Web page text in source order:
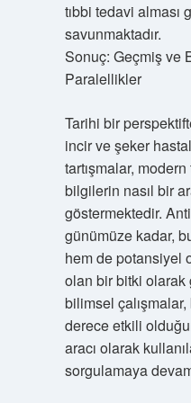
tıbbi tedavi alması
savunmaktadır.
Sonuç: Geçmiş ve
Paralellikler
Tarihi bir
incir ve şeker
tartışmalar,
bilgilerin nasıl bir
göstermektedir.
günümüze kadar,
hem de potansiyel
olan bir bitki olarak
bilimsel
derece etkili
aracı olarak
sorgulamaya